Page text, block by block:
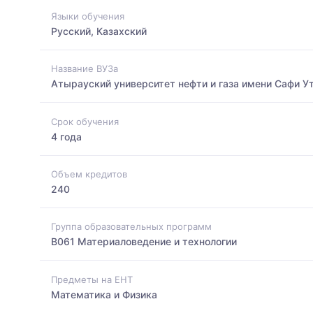
Языки обучения
Русский, Казахский
Название ВУЗа
Атырауский университет нефти и газа имени Сафи
Срок обучения
4 года
Объем кредитов
240
Группа образовательных программ
B061 Материаловедение и технологии
Предметы на ЕНТ
Математика и Физика